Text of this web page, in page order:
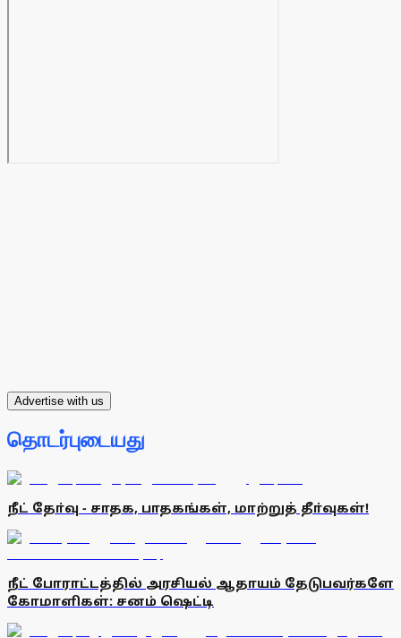
Advertise with us
தொடர்புடையது
நீட் தோ்வு - சாதக, பாதகங்கள், மாற்றுத் தீா்வுகள்!
நீட் போராட்டத்தில் அரசியல் ஆதாயம் தேடுபவர்களே
கோமாளிகள்: சனம் ஷெட்டி